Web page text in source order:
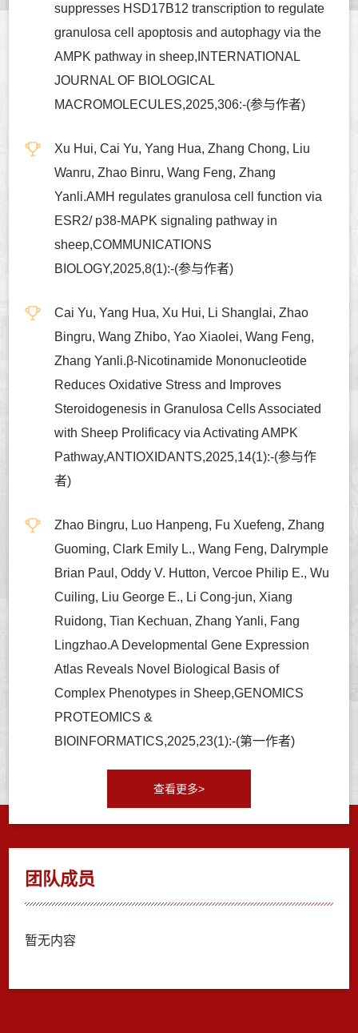
suppresses HSD17B12 transcription to regulate
granulosa cell apoptosis and autophagy via the
AMPK pathway in sheep,INTERNATIONAL
JOURNAL OF BIOLOGICAL
MACROMOLECULES,2025,306:-(参与作者)
Xu Hui, Cai Yu, Yang Hua, Zhang Chong, Liu
Wanru, Zhao Binru, Wang Feng, Zhang
Yanli.AMH regulates granulosa cell function via
ESR2/ p38-MAPK signaling pathway in
sheep,COMMUNICATIONS
BIOLOGY,2025,8(1):-(参与作者)
Cai Yu, Yang Hua, Xu Hui, Li Shanglai, Zhao
Bingru, Wang Zhibo, Yao Xiaolei, Wang Feng,
Zhang Yanli.β-Nicotinamide Mononucleotide
Reduces Oxidative Stress and Improves
Steroidogenesis in Granulosa Cells Associated
with Sheep Prolificacy via Activating AMPK
Pathway,ANTIOXIDANTS,2025,14(1):-(参与作
者)
Zhao Bingru, Luo Hanpeng, Fu Xuefeng, Zhang
Guoming, Clark Emily L., Wang Feng, Dalrymple
Brian Paul, Oddy V. Hutton, Vercoe Philip E., Wu
Cuiling, Liu George E., Li Cong-jun, Xiang
Ruidong, Tian Kechuan, Zhang Yanli, Fang
Lingzhao.A Developmental Gene Expression
Atlas Reveals Novel Biological Basis of
Complex Phenotypes in Sheep,GENOMICS
PROTEOMICS &
BIOINFORMATICS,2025,23(1):-(第一作者)
查看更多>
团队成员
暂无内容